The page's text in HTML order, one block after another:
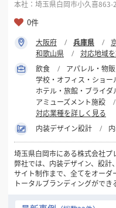
本社：埼玉県白岡市小久喜863-
0件
大阪府 兵庫県
和歌山県
対応地域
飲食
アパレル・物
学校・オフィス・ショー
ホテル・旅館・ブライダ
アミューズメント施設
対応業種を詳しく見る
内装デザイン設計
埼玉県白岡市にある株式会社プ
弊社では、内装デザイン、設計
サイト制作まで、全てをオーダ
トータルブランディングがで
私たちが携わった全ての人の